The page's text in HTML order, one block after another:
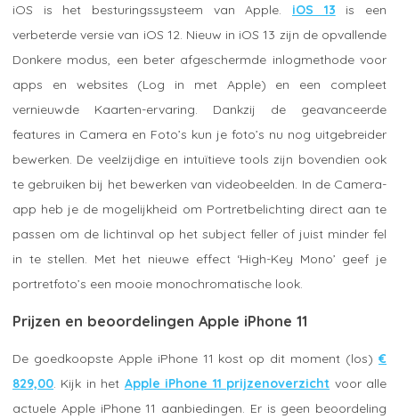
iOS is het besturingssysteem van Apple. iOS 13 is een
verbeterde versie van iOS 12. Nieuw in iOS 13 zijn de opvallende
Donkere modus, een beter afgeschermde inlogmethode voor
apps en websites (Log in met Apple) en een compleet
vernieuwde Kaarten-ervaring. Dankzij de geavanceerde
features in Camera en Foto’s kun je foto’s nu nog uitgebreider
bewerken. De veelzijdige en intuïtieve tools zijn bovendien ook
te gebruiken bij het bewerken van videobeelden. In de Camera-
app heb je de mogelijkheid om Portretbelichting direct aan te
passen om de lichtinval op het subject feller of juist minder fel
in te stellen. Met het nieuwe effect ‘High-Key Mono’ geef je
portretfoto’s een mooie monochromatische look.
Prijzen en beoordelingen Apple iPhone 11
De goedkoopste Apple iPhone 11 kost op dit moment (los) €
829,00 . Kijk in het Apple iPhone 11 prijzenoverzicht voor alle
actuele Apple iPhone 11 aanbiedingen. Er is geen beoordeling